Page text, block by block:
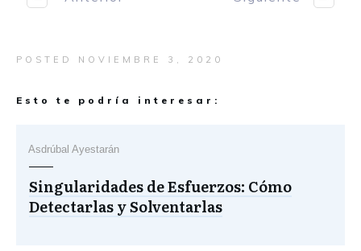
POSTED NOVIEMBRE 3, 2020
Esto te podría interesar:
Asdrúbal Ayestarán
Singularidades de Esfuerzos: Cómo
Detectarlas y Solventarlas